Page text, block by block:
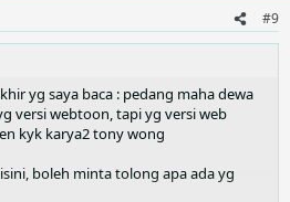
#9
yg saya baca : pedang maha dewa
versi webtoon, tapi yg versi web
kyk karya2 tony wong
boleh minta tolong apa ada yg